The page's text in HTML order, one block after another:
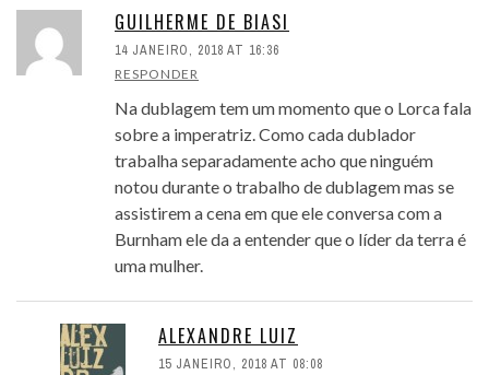
GUILHERME DE BIASI
14 JANEIRO, 2018 AT 16:36
RESPONDER
Na dublagem tem um momento que o Lorca fala
sobre a imperatriz. Como cada dublador
trabalha separadamente acho que ninguém
notou durante o trabalho de dublagem mas se
assistirem a cena em que ele conversa com a
Burnham ele da a entender que o líder da terra é
uma mulher.
ALEXANDRE LUIZ
15 JANEIRO, 2018 AT 08:08